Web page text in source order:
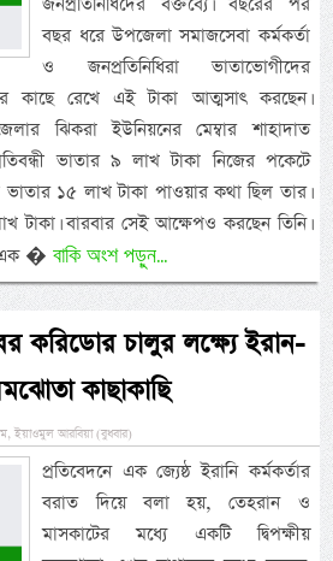
বছর ধরে উপজেলা সমাজসেবা কর্মকর্তা
ও জনপ্রতিনিধিরা ভাতাভোগীদের
কাছে রেখে এই টাকা আত্মসাৎ করছেন।
ঝিকরা ইউনিয়নের মেম্বার শাহাদাত
ভাতার ৯ লাখ টাকা নিজের পকেটে
ভাতার ১৫ লাখ টাকা পাওয়ার কথা ছিল তার।
টাকা। বারবার সেই আক্ষেপও করছেন তিনি।
এক �বাকি অংশ পড়ুন...
করিডোর চালুর লক্ষ্যে ইরান-
কাছাকাছি
আরবিয়া (বুধবার)
প্রতিবেদনে এক জ্যেষ্ঠ ইরানি কর্মকর্তার
বরাত দিয়ে বলা হয়, তেহরান ও
মাসকাটের মধ্যে একটি দ্বিপক্ষীয়